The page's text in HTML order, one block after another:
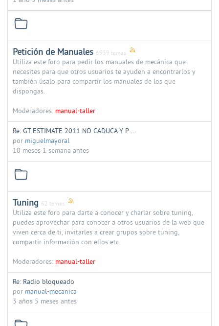
Petición de Manuales 6959 temas
Utiliza este foro para pedir los manuales de mecánica que
necesites para que otros usuarios te ayuden a encontrarlos y
también úsalo para compartir los manuales de los que
dispongas.
Moderadores: manual-taller
Re: GT ESTIMATE 2011 NO CADUCA Y P ...
por miguelmayoral
10 meses 1 semana antes
Tuning 62 temas
Utiliza este foro para darte a conocer y charlar sobre tuning,
puedes aprovechar para conocer a otros usuarios de la web que
viven cerca de ti, invitarles a crear grupos sobre tuning,
compartir información con ellos etc.
Moderadores: manual-taller
Re: Radio bloqueado
por manual-mecanica
3 años 5 meses antes